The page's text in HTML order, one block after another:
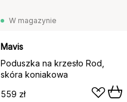
W magazynie
Mavis
Poduszka na krzesło Rod,
skóra koniakowa
559 zł